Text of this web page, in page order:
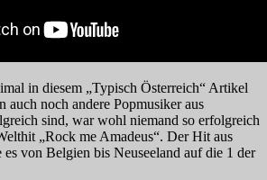
in diesem „Typisch Österreich“ Artikel
auch noch andere Popmusiker aus
sind, war wohl niemand so erfolgreich
„Rock me Amadeus“. Der Hit aus
es von Belgien bis Neuseeland auf die 1 der